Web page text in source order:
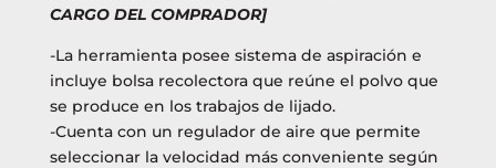
CARGO DEL COMPRADOR]
-La herramienta posee sistema de aspiración e
incluye bolsa recolectora que reúne el polvo que
se produce en los trabajos de lijado.
-Cuenta con un regulador de aire que permite
seleccionar la velocidad más conveniente según